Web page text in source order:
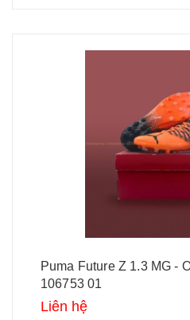
Puma Future Z 1.3 MG -
106753 01
Liên hệ